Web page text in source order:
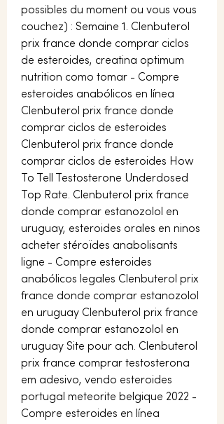
possibles du moment ou vous vous
couchez) : Semaine 1. Clenbuterol
prix france donde comprar ciclos
de esteroides, creatina optimum
nutrition como tomar - Compre
esteroides anabólicos en línea
Clenbuterol prix france donde
comprar ciclos de esteroides
Clenbuterol prix france donde
comprar ciclos de esteroides How
To Tell Testosterone Underdosed
Top Rate. Clenbuterol prix france
donde comprar estanozolol en
uruguay, esteroides orales en ninos
acheter stéroïdes anabolisants
ligne - Compre esteroides
anabólicos legales Clenbuterol prix
france donde comprar estanozolol
en uruguay Clenbuterol prix france
donde comprar estanozolol en
uruguay Site pour ach. Clenbuterol
prix france comprar testosterona
em adesivo, vendo esteroides
portugal meteorite belgique 2022 -
Compre esteroides en línea